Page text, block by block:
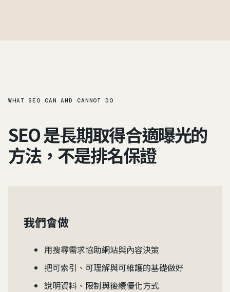
WHAT SEO CAN AND CANNOT DO
SEO 是長期取得合適曝光的
方法，不是排名保證
我們會做
用搜尋需求協助網站與內容決策
把可索引、可理解與可維護的基礎做好
說明資料、限制與後續優化方式